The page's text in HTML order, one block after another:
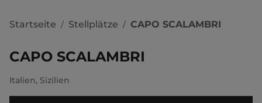
Startseite / Stellplätze / CAPO SCALAMBRI
CAPO SCALAMBRI
Italien, Sizilien